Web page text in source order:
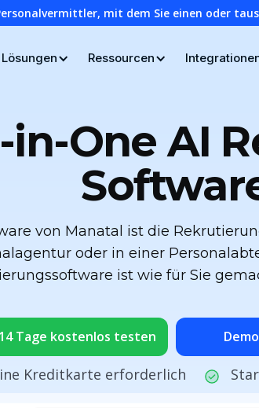
mit dem Sie einen oder
Lösungen Ressourcen
in-One AI
von Manatal ist die
oder in einer
ist wie für Sie
Tage kostenlos testen
Kreditkarte erforderlich